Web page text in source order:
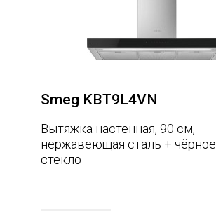
Smeg KBT9L4VN
Вытяжка настенная, 90 см,
нержавеющая сталь + чёрное
стекло